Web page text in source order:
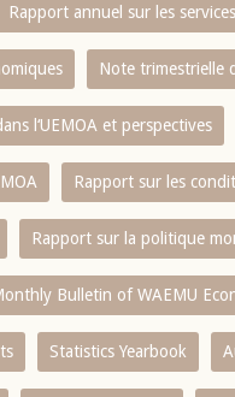
Rapport annuel sur les
Note trimestrielle
l‘UEMOA et perspectives
Rapport sur les
Rapport sur la politique
Bulletin of WAEMU
Statistics Yearbook